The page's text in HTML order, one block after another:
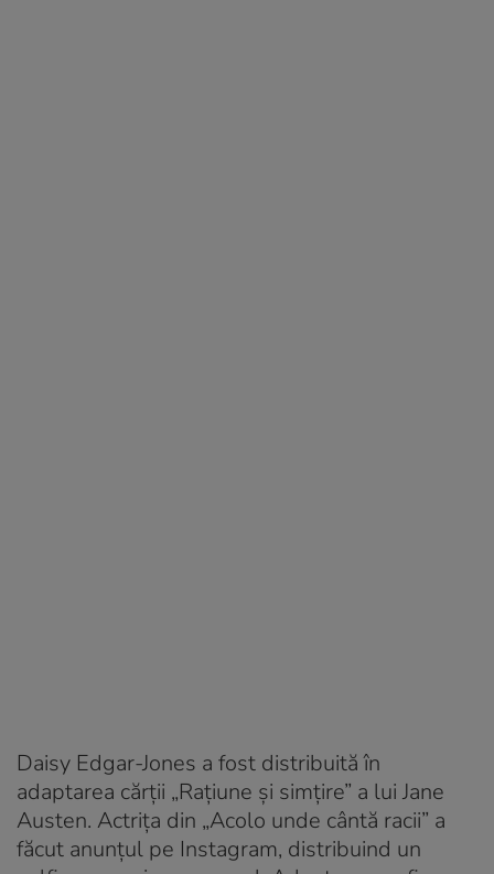
Daisy Edgar-Jones a fost distribuită în
adaptarea cărții „Rațiune și simțire” a lui Jane
Austen. Actrița din „Acolo unde cântă racii” a
făcut anunțul pe Instagram, distribuind un